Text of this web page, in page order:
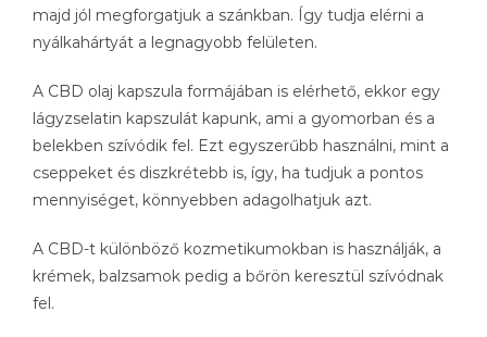
majd jól megforgatjuk a szánkban. Így tudja elérni a
nyálkahártyát a legnagyobb felületen.
A CBD olaj kapszula formájában is elérhető, ekkor egy
lágyzselatin kapszulát kapunk, ami a gyomorban és a
belekben szívódik fel. Ezt egyszerűbb használni, mint a
cseppeket és diszkrétebb is, így, ha tudjuk a pontos
mennyiséget, könnyebben adagolhatjuk azt.
A CBD-t különböző kozmetikumokban is használják, a
krémek, balzsamok pedig a bőrön keresztül szívódnak
fel.